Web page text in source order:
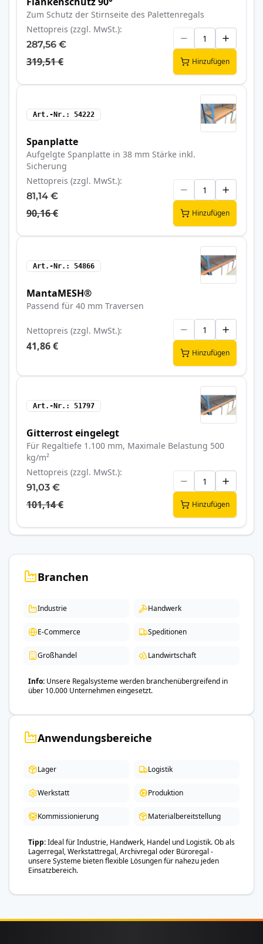
Zum Schutz der Stirnseite des Palettenregals
Nettopreis (zzgl. MwSt.)
287,56 €
319,51 € Hinzufügen
Art.-Nr. 54222
Spanplatte
Aufgelgte Spanplatte in 38 mm Stärke inkl.
Sicherung
Nettopreis (zzgl. MwSt.)
81,14 €
90,16 € Hinzufügen
Art.-Nr. 54866
MantaMESH®
Passend für 40 mm Traversen
Nettopreis (zzgl. MwSt.)
41,86 €
Hinzufügen
Art.-Nr. 51797
Gitterrost eingelegt
Für Regaltiefe 1.100 mm, Maximale Belastung 500
kg/m²
Nettopreis (zzgl. MwSt.)
91,03 €
101,14 € Hinzufügen
Branchen
Industrie Handwerk
E-Commerce Speditionen
Großhandel Landwirtschaft
Info Unsere Regalsysteme werden branchenübergreifend in
über 10.000 Unternehmen eingesetzt.
Anwendungsbereiche
Lager Logistik
Werkstatt Produktion
Kommissionierung Materialbereitstellung
Tipp Ideal für Industrie, Handwerk, Handel und Logistik. Ob als
Lagerregal, Werkstattregal, Archivregal oder Büroregal -
unsere Systeme bieten flexible Lösungen für nahezu jeden
Einsatzbereich.